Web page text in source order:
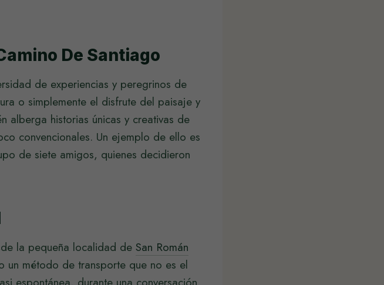
De Santiago
de experiencias y peregrinos de
o simplemente el disfrute del paisaje y
alberga historias únicas y creativas de
convencionales. Un ejemplo de ello es
de siete amigos, quienes decidieron
la pequeña localidad de San Román
un método de transporte que no es el